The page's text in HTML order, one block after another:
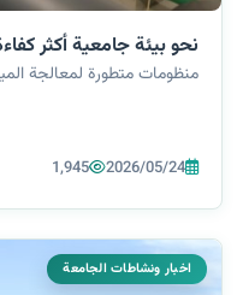
نحو بيئة جامعية أكثر
منظومات متطورة لمعالجة
2026/05/24
1,945
اخبار ونشاطات الجامعة